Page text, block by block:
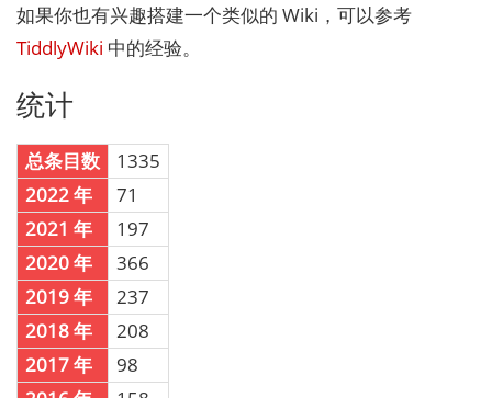
如果你也有兴趣搭建一个类似的 Wiki，可以参考
TiddlyWiki 中的经验。
统计
总条目数
1335
2022 年
71
2021 年
197
2020 年
366
2019 年
237
2018 年
208
2017 年
98